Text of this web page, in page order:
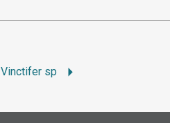
Vinctifer sp